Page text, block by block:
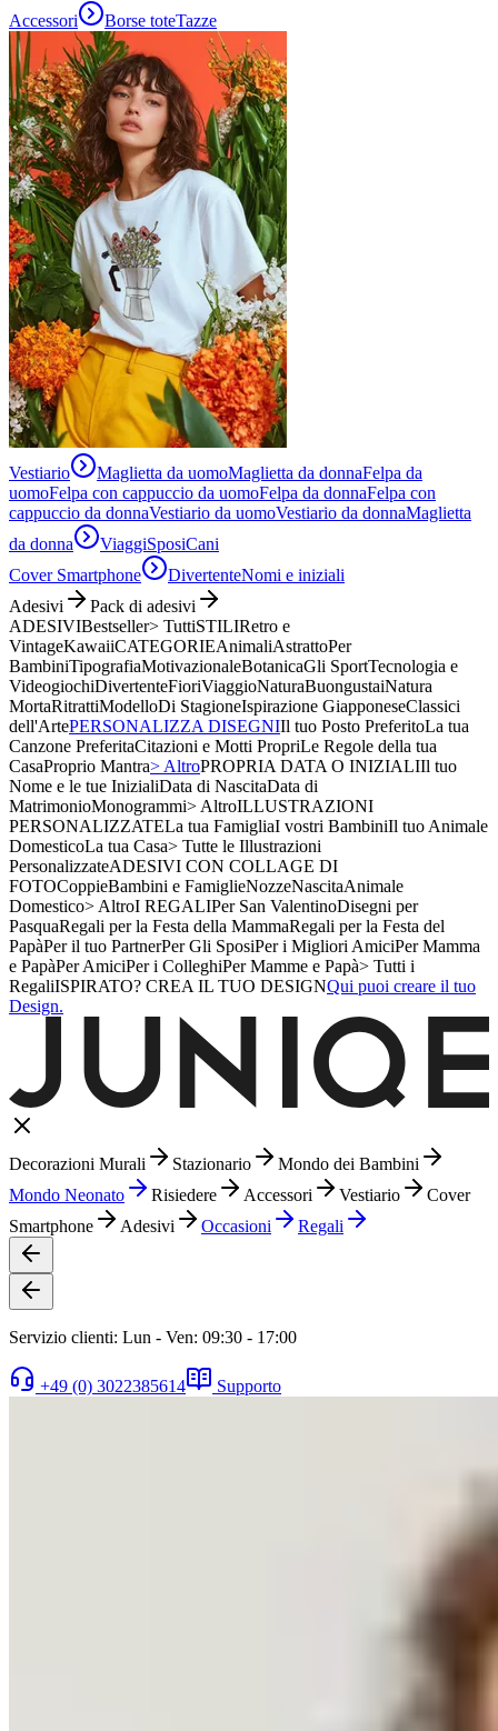
Accessori Borse toteTazze
Vestiario Maglietta da uomoMaglietta da donnaFelpa da
uomoFelpa con cappuccio da uomoFelpa da donnaFelpa con
cappuccio da donnaVestiario da uomoVestiario da donnaMaglietta
da donna
ViaggiSposiCani
Cover Smartphone
DivertenteNomi e iniziali
Adesivi
Pack di adesivi
ADESIVIBestseller> TuttiSTILIRetro e
VintageKawaiiCATEGORIEAnimaliAstrattoPer
BambiniTipografiaMotivazionaleBotanicaGli SportTecnologia e
VideogiochiDivertenteFioriViaggioNaturaBuongustaiNatura
MortaRitrattiModelloDi StagioneIspirazione GiapponeseClassici
dell'ArtePERSONALIZZA DISEGNIIl tuo Posto PreferitoLa tua
Canzone PreferitaCitazioni e Motti PropriLe Regole della tua
CasaProprio Mantra> AltroPROPRIA DATA O INIZIALIIl tuo
Nome e le tue InizialiData di NascitaData di
MatrimonioMonogrammi> AltroILLUSTRAZIONI
PERSONALIZZATELa tua FamigliaI vostri BambiniIl tuo Animale
DomesticoLa tua Casa> Tutte le Illustrazioni
PersonalizzateADESIVI CON COLLAGE DI
FOTOCoppieBambini e FamiglieNozzeNascitaAnimale
Domestico> AltroI REGALIPer San ValentinoDisegni per
PasquaRegali per la Festa della MammaRegali per la Festa del
PapàPer il tuo PartnerPer Gli SposiPer i Migliori AmiciPer Mamma
e PapàPer AmiciPer i ColleghiPer Mamme e Papà> Tutti i
RegaliISPIRATO? CREA IL TUO DESIGNQui puoi creare il tuo
Design.
Decorazioni Murali Stazionario
Mondo dei Bambini
Mondo Neonato
Risiedere Accessori Vestiario
Cover
Smartphone
Adesivi Occasioni Regali
Servizio clienti: Lun - Ven: 09:30 - 17:00
+49 (0) 3022385614 Supporto